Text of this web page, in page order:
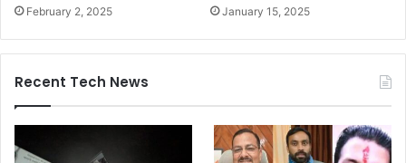
February 2, 2025 January 15, 2025
Recent Tech News